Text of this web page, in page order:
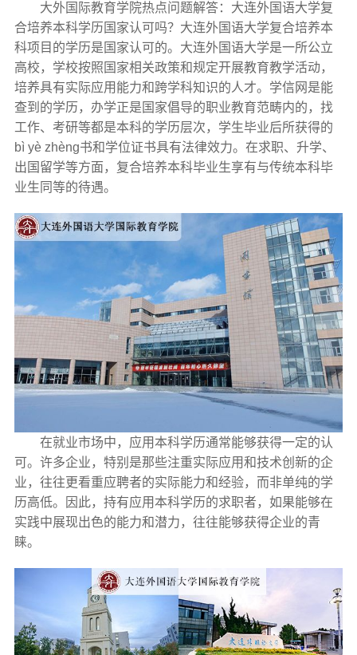
大外国际教育学院热点问题解答：大连外国语大学复
合培养本科学历国家认可吗？大连外国语大学复合培养本
科项目的学历是国家认可的。大连外国语大学是一所公立
高校，学校按照国家相关政策和规定开展教育教学活动，
培养具有实际应用能力和跨学科知识的人才。学信网是能
查到的学历，办学正是国家倡导的职业教育范畴内的，找
工作、考研等都是本科的学历层次，学生毕业后所获得的
bì yè zhèng书和学位证书具有法律效力。在求职、升学、
出国留学等方面，复合培养本科毕业生享有与传统本科毕
业生同等的待遇。
在就业市场中，应用本科学历通常能够获得一定的认
可。许多企业，特别是那些注重实际应用和技术创新的企
业，往往更看重应聘者的实际能力和经验，而非单纯的学
历高低。因此，持有应用本科学历的求职者，如果能够在
实践中展现出色的能力和潜力，往往能够获得企业的青
睐。